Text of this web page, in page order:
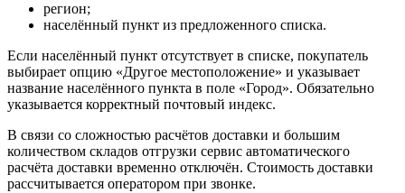
регион;
населённый пункт из предложенного списка.
Если населённый пункт отсутствует в списке, покупатель
выбирает опцию «Другое местоположение» и указывает
название населённого пункта в поле «Город». Обязательно
указывается корректный почтовый индекс.
В связи со сложностью расчётов доставки и большим
количеством складов отгрузки сервис автоматического
расчёта доставки временно отключён. Стоимость доставки
рассчитывается оператором при звонке.